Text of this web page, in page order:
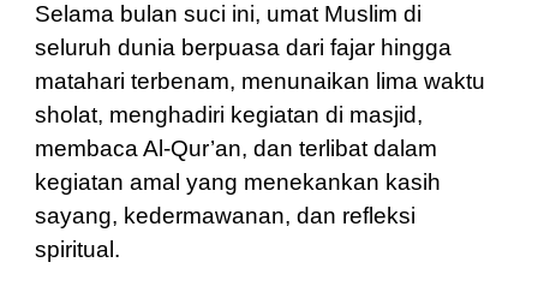
Selama bulan suci ini, umat Muslim di
seluruh dunia berpuasa dari fajar hingga
matahari terbenam, menunaikan lima waktu
sholat, menghadiri kegiatan di masjid,
membaca Al-Qur’an, dan terlibat dalam
kegiatan amal yang menekankan kasih
sayang, kedermawanan, dan refleksi
spiritual.